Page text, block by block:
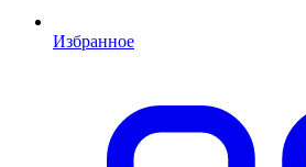
Избранное